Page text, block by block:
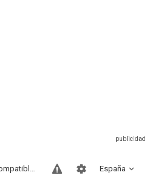
España
Sitios compatibles